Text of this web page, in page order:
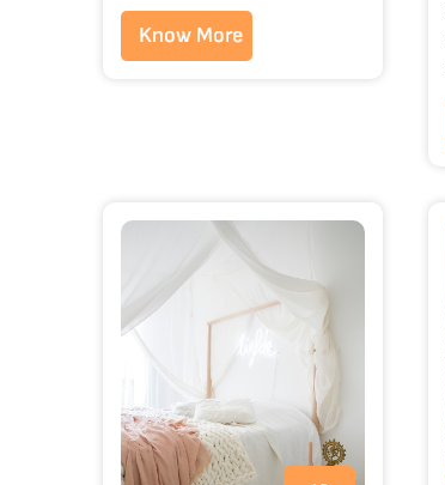
Know More